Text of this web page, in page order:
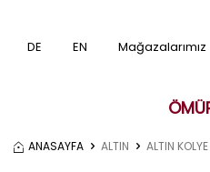
DE EN Mağazalarımız
ANASAYFA ALTIN ALTIN KOLYE